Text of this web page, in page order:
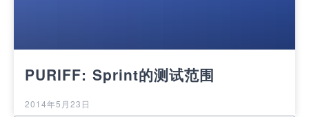
PURIFF: Sprint的测试范围
2014年5月23日